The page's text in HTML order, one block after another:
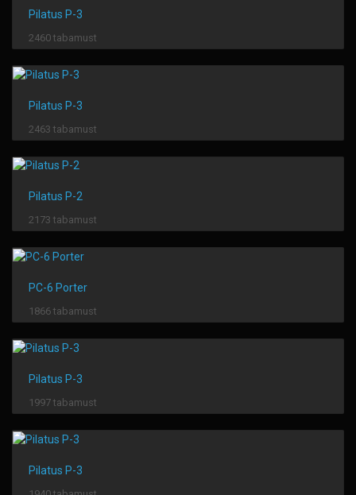
Pilatus P-3
2460 tabamust
Pilatus P-3
2463 tabamust
Pilatus P-2
2173 tabamust
PC-6 Porter
1866 tabamust
Pilatus P-3
1997 tabamust
Pilatus P-3